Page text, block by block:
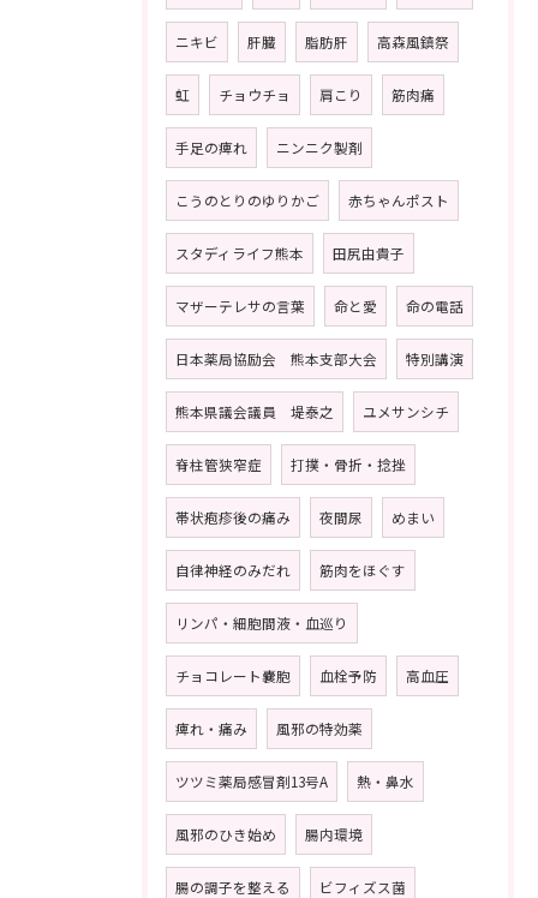
ニキビ 肝臓 脂肪肝 高森風鎮祭
虹 チョウチョ 肩こり 筋肉痛
手足の痺れ ニンニク製剤
こうのとりのゆりかご 赤ちゃんポスト
スタディライフ熊本 田尻由貴子
マザーテレサの言葉 命と愛 命の電話
日本薬局協励会 熊本支部大会 特別講演
熊本県議会議員 堤泰之 ユメサンシチ
脊柱管狭窄症 打撲・骨折・捻挫
帯状疱疹後の痛み 夜間尿 めまい
自律神経のみだれ 筋肉をほぐす
リンパ・細胞間液・血巡り
チョコレート嚢胞 血栓予防 高血圧
痺れ・痛み 風邪の特効薬
ツツミ薬局感冒剤13号A 熱・鼻水
風邪のひき始め 腸内環境
腸の調子を整える ビフィズス菌